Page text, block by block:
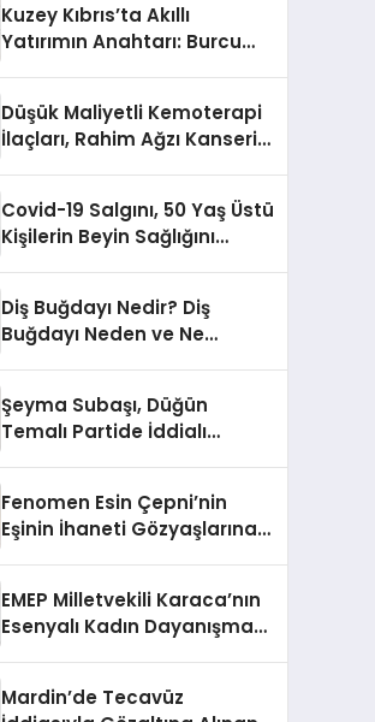
Kuzey Kıbrıs’ta Akıllı
Yatırımın Anahtarı: Burcu
Düşük Maliyetli Kemoterapi
İlaçları, Rahim Ağzı Kanseri
Covid-19 Salgını, 50 Yaş Üstü
Kişilerin Beyin Sağlığını
Diş Buğdayı Nedir? Diş
Buğdayı Neden ve Ne
Şeyma Subaşı, Düğün
Temalı Partide İddialı
Fenomen Esin Çepni’nin
Eşinin İhaneti Gözyaşlarına
EMEP Milletvekili Karaca’nın
Esenyalı Kadın Dayanışma
Mardin’de Tecavüz